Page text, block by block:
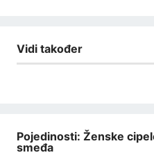
Vidi također
Pojedinosti: Ženske
smeđa